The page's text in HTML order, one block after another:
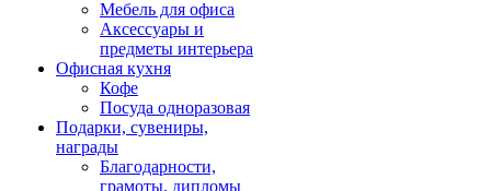
Мебель для офиса
Аксессуары и
предметы интерьера
Офисная кухня
Кофе
Посуда одноразовая
Подарки, сувениры,
награды
Благодарности,
грамоты, дипломы